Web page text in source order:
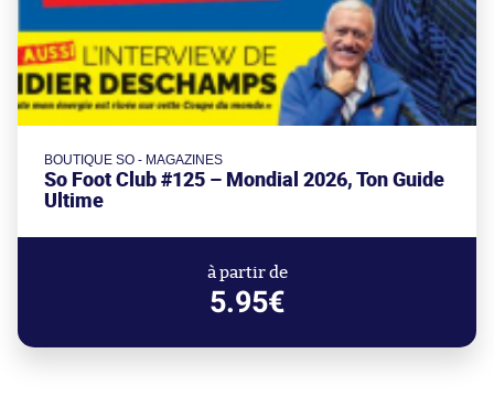
BOUTIQUE SO - MAGAZINES
So Foot Club #125 – Mondial 2026, Ton Guide
Ultime
à partir de
5.95€